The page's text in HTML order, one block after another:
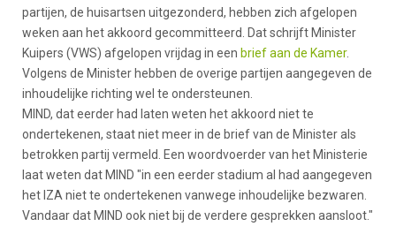
partijen, de huisartsen uitgezonderd, hebben zich afgelopen
weken aan het akkoord gecommitteerd. Dat schrijft Minister
Kuipers (VWS) afgelopen vrijdag in een brief aan de Kamer.
Volgens de Minister hebben de overige partijen aangegeven de
inhoudelijke richting wel te ondersteunen.
MIND, dat eerder had laten weten het akkoord niet te
ondertekenen, staat niet meer in de brief van de Minister als
betrokken partij vermeld. Een woordvoerder van het Ministerie
laat weten dat MIND "in een eerder stadium al had aangegeven
het IZA niet te ondertekenen vanwege inhoudelijke bezwaren.
Vandaar dat MIND ook niet bij de verdere gesprekken aansloot."